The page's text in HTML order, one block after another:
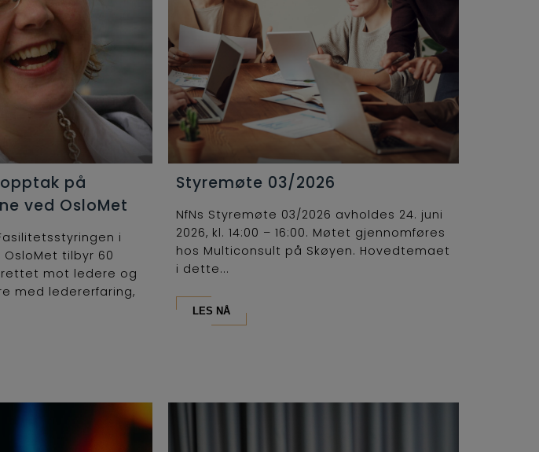
på
ved OsloMet
i
tilbyr 60
mot ledere og
med ledererfaring,
Styremøte 03/2026
NfNs Styremøte 03/2026 avholdes 24. juni
2026, kl. 14:00 – 16:00. Møtet gjennomføres
hos Multiconsult på Skøyen. Hovedtemaet
i dette...
LES NÅ